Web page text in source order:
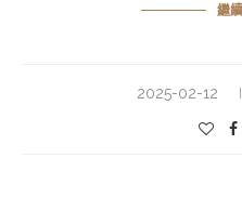
繼
2025-02-12